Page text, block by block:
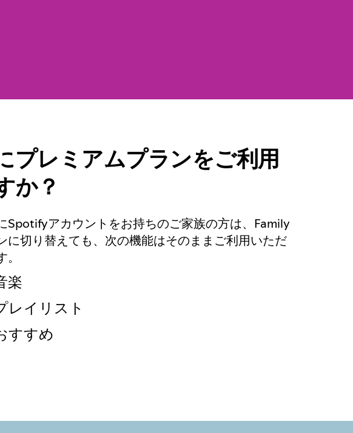
プレミアムプランをご利用
か？
Spotifyアカウントをお持ちのご家族の方は、Family
に切り替えても、次の機能はそのままご利用いただ
楽
レイリスト
すすめ